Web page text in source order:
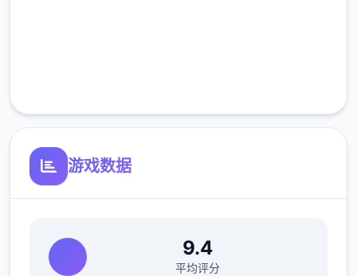
游戏数据
9.4
平均评分